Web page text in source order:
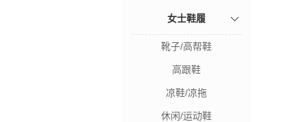
女士鞋履
靴子/高帮鞋
高跟鞋
凉鞋/凉拖
休闲/运动鞋